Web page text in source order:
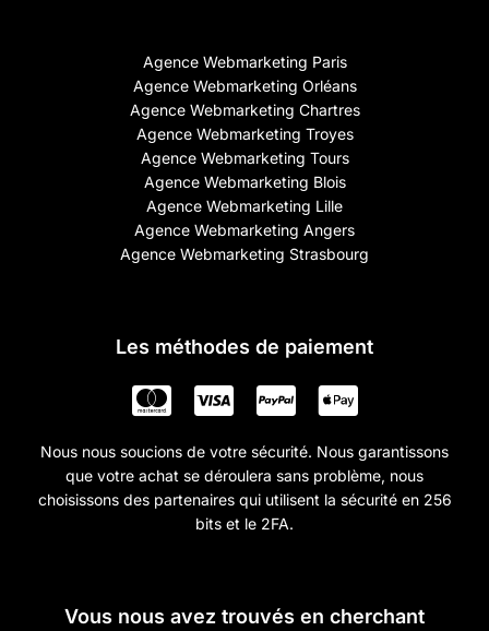
Agence Webmarketing Paris
Agence Webmarketing Orléans
Agence Webmarketing Chartres
Agence Webmarketing Troyes
Agence Webmarketing Tours
Agence Webmarketing Blois
Agence Webmarketing Lille
Agence Webmarketing Angers
Agence Webmarketing Strasbourg
Les méthodes de paiement
Nous nous soucions de votre sécurité. Nous garantissons
que votre achat se déroulera sans problème, nous
choisissons des partenaires qui utilisent la sécurité en 256
bits et le 2FA.
Vous nous avez trouvés en cherchant